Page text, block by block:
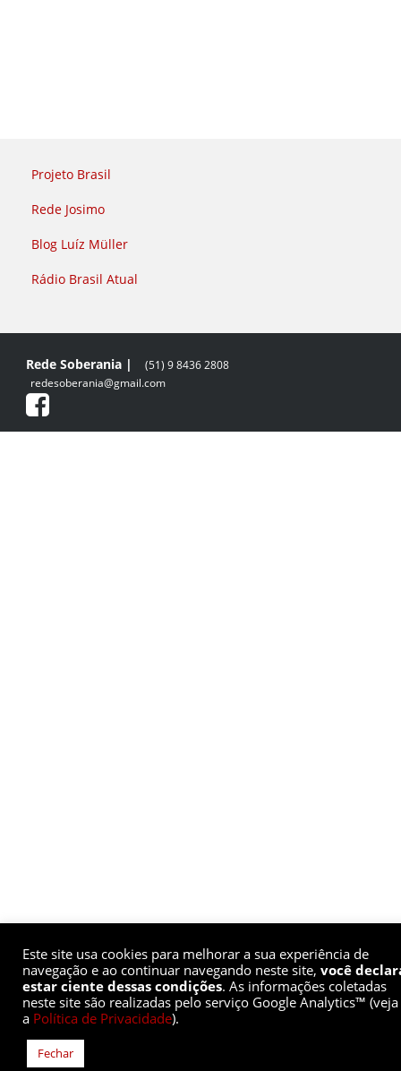
Projeto Brasil
Rede Josimo
Blog Luíz Müller
Rádio Brasil Atual
Rede Soberania |
(51) 9 8436 2808
redesoberania@gmail.com
Este site usa cookies para melhorar a sua experiência de
navegação e ao continuar navegando neste site, você
estar ciente dessas condições. As informações coletadas
neste site são realizadas pelo serviço Google Analytics™ (veja
a Política de Privacidade).
Fechar